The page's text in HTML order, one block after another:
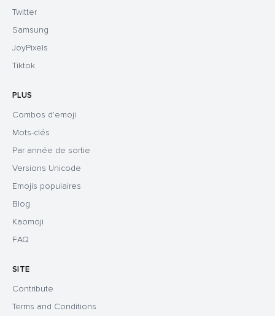
Twitter
Samsung
JoyPixels
Tiktok
PLUS
Combos d'emoji
Mots-clés
Par année de sortie
Versions Unicode
Emojis populaires
Blog
Kaomoji
FAQ
SITE
Contribute
Terms and Conditions